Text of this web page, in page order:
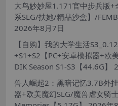
大鸟妙妙屋1.171官中步兵版+
系SLG/扶她/精品沙盒】/
2026年8月7日
【自购】我的大学生活
+S1+S2【PC+安卓模拟器+欧
DIK Season S1-S3【44.6G】
兽人崛起2：黑暗记忆3.7B外
器+欧美魔幻SLG/魔兽虐女骑